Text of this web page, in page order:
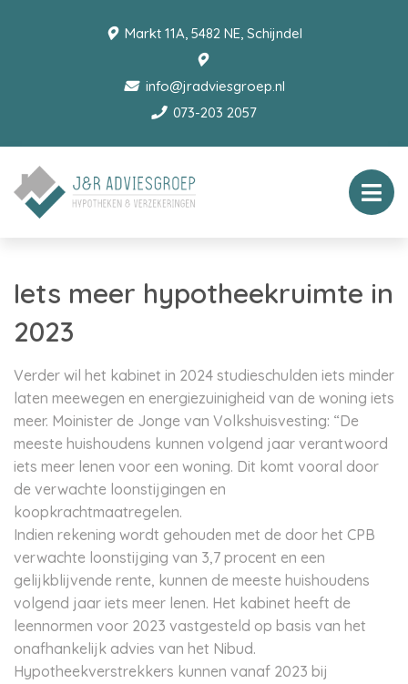
Markt 11A, 5482 NE, Schijndel
info@jradviesgroep.nl
073-203 2057
Iets meer hypotheekruimte in
2023
Verder wil het kabinet in 2024 studieschulden iets minder
laten meewegen en energiezuinigheid van de woning iets
meer. Moinister de Jonge van Volkshuisvesting: “De
meeste huishoudens kunnen volgend jaar verantwoord
iets meer lenen voor een woning. Dit komt vooral door
de verwachte loonstijgingen en
koopkrachtmaatregelen.
Indien rekening wordt gehouden met de door het CPB
verwachte loonstijging van 3,7 procent en een
gelijkblijvende rente, kunnen de meeste huishoudens
volgend jaar iets meer lenen. Het kabinet heeft de
leennormen voor 2023 vastgesteld op basis van het
onafhankelijk advies van het Nibud.
Hypotheekverstrekkers kunnen vanaf 2023 bij